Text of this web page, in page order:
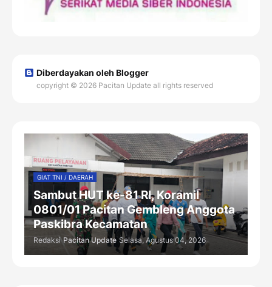
Diberdayakan oleh Blogger
copyright © 2026 Pacitan Update all rights reserved
GIAT TNI / DAERAH
Sambut HUT ke-81 RI, Koramil
0801/01 Pacitan Gembleng Anggota
Paskibra Kecamatan
Redaksi Pacitan Update Selasa, Agustus 04, 2026